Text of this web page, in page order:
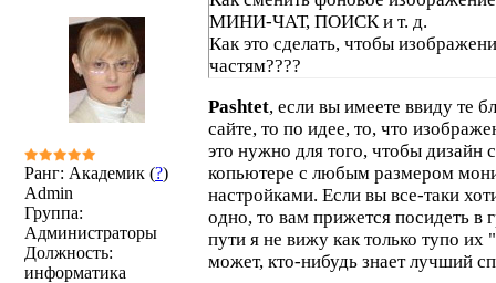
Ранг: Академик (?)
Admin
Группа:
Администраторы
Должность:
информатика
МИНИ-ЧАТ, ПОИСК и т. д.
Как это сделать, чтобы
частям????
Pashtet, если вы имеете ввиду те
сайте, то по идее, то, что
это нужно для того, чтобы дизайн
копьютере с любым размером
настройками. Если вы все-таки
одно, то вам прижется посидеть в
пути я не вижу как только тупо их
может, кто-нибудь знает лучший